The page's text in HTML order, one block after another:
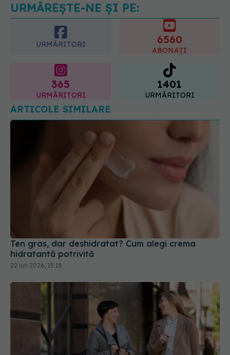
URMĂREȘTE-NE ȘI PE:
URMĂRITORI 6560
ABONAȚI
365
URMĂRITORI
1401
URMĂRITORI
ARTICOLE SIMILARE
Ten gras, dar deshidratat? Cum alegi crema
hidratantă potrivită
22 iun 2026, 15:18